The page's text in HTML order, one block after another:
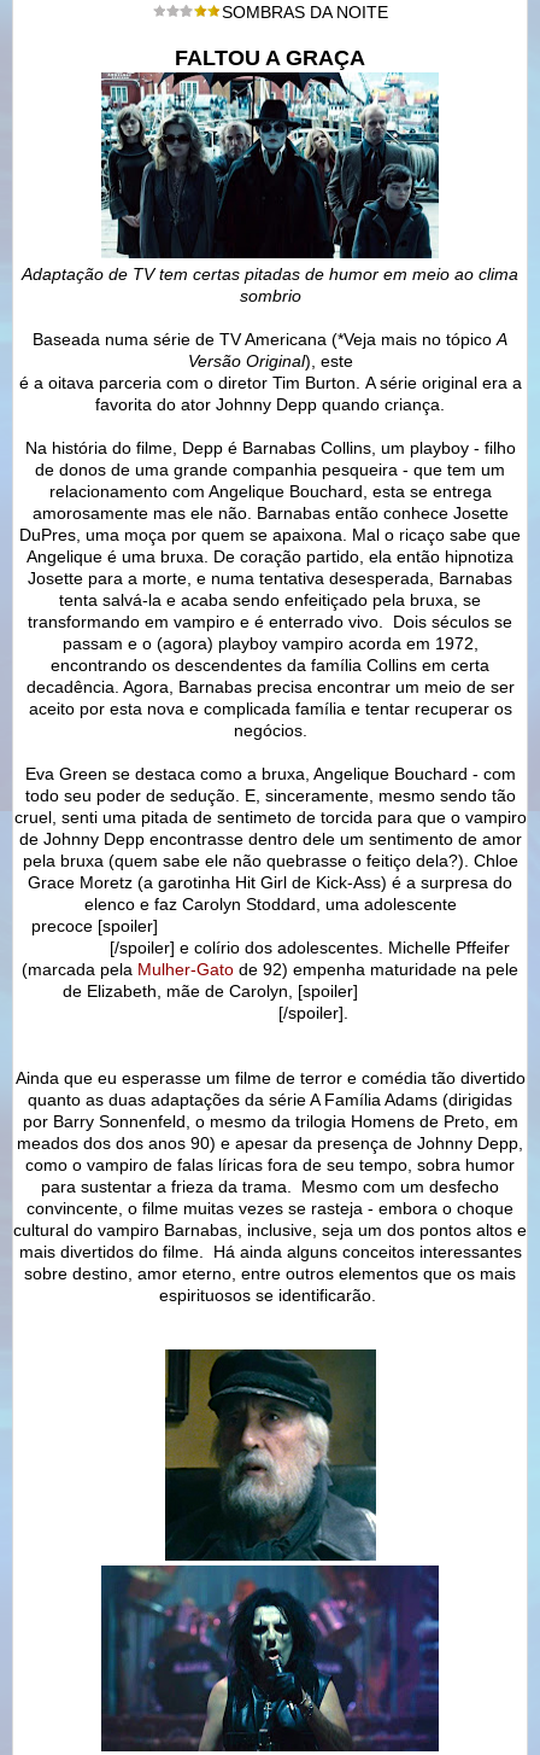
SOMBRAS DA NOITE
FALTOU A GRAÇA
Adaptação de TV tem certas pitadas de humor em meio ao clima
sombrio
Baseada numa série de TV Americana (*Veja mais no tópico A
Versão Original), este
é a oitava parceria com o diretor Tim Burton. A série original era a
favorita do ator Johnny Depp quando criança.
Na história do filme, Depp é Barnabas Collins, um playboy - filho
de donos de uma grande companhia pesqueira - que tem um
relacionamento com Angelique Bouchard, esta se entrega
amorosamente mas ele não. Barnabas então conhece Josette
DuPres, uma moça por quem se apaixona. Mal o ricaço sabe que
Angelique é uma bruxa. De coração partido, ela então hipnotiza
Josette para a morte, e numa tentativa desesperada, Barnabas
tenta salvá-la e acaba sendo enfeitiçado pela bruxa, se
transformando em vampiro e é enterrado vivo. Dois séculos se
passam e o (agora) playboy vampiroacorda em 1972,
encontrando os descendentes da família Collins em certa
decadência. Agora, Barnabas precisa encontrar um meio de ser
aceito por esta nova e complicada família e tentar recuperar os
negócios.
Eva Green se destaca como a bruxa, Angelique Bouchard - com
todo seu poder de sedução. E, sinceramente, mesmo sendo tão
cruel, senti uma pitada de sentimeto de torcida para que o vampiro
de Johnny Depp encontrasse dentro dele um sentimento de amor
pela bruxa (quem sabe ele não quebrasse o feitiço dela?). Chloe
Grace Moretz (a garotinha Hit Girl de Kick-Ass) é a surpresa do
elenco e faz Carolyn Stoddard, uma adolescente
precoce [spoiler]
[/spoiler] e colírio dos adolescentes. Michelle Pffeifer
(marcada pela Mulher-Gato de 92) empenha maturidade na pele
de Elizabeth, mãe de Carolyn, [spoiler]
[/spoiler]
Ainda que eu esperasse um filme de terror e comédia tão divertido
quanto as duas adaptações da série A Família Adams (dirigidas
por Barry Sonnenfeld, o mesmo da trilogia Homens de Preto, em
meados dos dos anos 90) e apesar da presença de Johnny Depp,
como o vampiro de falas líricas fora de seu tempo, sobra humor
para sustentar a frieza da trama. Mesmo com um desfecho
convincente, o filme muitas vezes se rasteja - embora o choque
cultural do vampiro Barnabas, inclusive, seja um dos pontos altos e
mais divertidos do filme.
Há ainda alguns conceitos interessantes
sobre destino, amor eterno, entre outros elementos que os mais
espirituosos se identificarão.